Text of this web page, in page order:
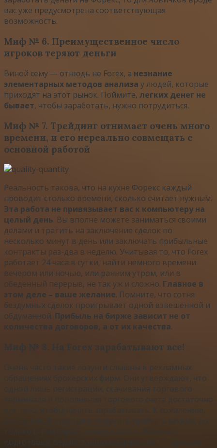
вас уже предусмотрена соответствующая
возможность.
Миф № 6. Преимущественное число
игроков теряют деньги
Виной сему — отнюдь не Forex, а незнание
элементарных методов анализа у людей, которые
приходят на этот рынок. Поймите, легких денег не
бывает, чтобы заработать, нужно потрудиться.
Миф № 7. Трейдинг отнимает очень много
времени, и его нереально совмещать с
основной работой
Реальность такова, что на кухне Форекс каждый
проводит столько времени, сколько считает нужным.
Эта работа не привязывает вас к компьютеру на
целый день. Вы вполне можете заниматься своими
делами и тратить на заключение сделок по
несколько минут в день или заключать прибыльные
контракты раз-два в неделю. Учитывая то, что Forex
работает 24 часа в сутки, найти немного времени
вечером или ночью, или ранним утром, или в
обеденный перерыв, не так уж и сложно. Главное в
этом деле – ваше желание. Помните, что сотня
бездумных сделок проигрывает одной взвешенной и
обдуманной. Прибыль на бирже зависит не от
количества договоров, а от их качества.
Миф № 8. На Forex зарабатывают все!
Очень часто такие лозунги слышны в рекламных
обращениях брокерских фирм. Они утверждают, что
одной лишь регистрации, скачивания торгового
терминала и пополнения торгового счета достаточно